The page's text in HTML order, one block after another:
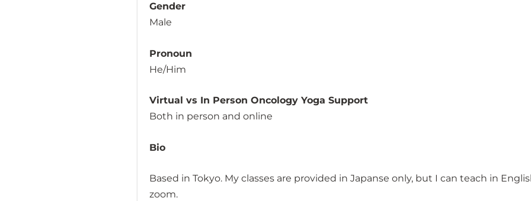
Gender
Male
Pronoun
He/Him
Virtual vs In Person Oncology Yoga Support
Both in person and online
Bio
Based in Tokyo. My classes are provided in Japanse only, but I can teach in
zoom.